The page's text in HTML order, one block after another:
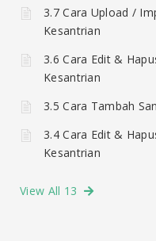
3.7 Cara Upload /
Kesantrian
3.6 Cara Edit &
Kesantrian
3.5 Cara Tambah
3.4 Cara Edit &
Kesantrian
View All 13